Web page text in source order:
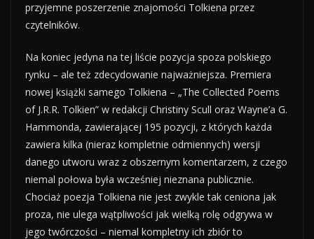
przyjemne poszerzenie znajomości Tolkiena przez
czytelników.
Na koniec jedyna na tej liście pozycja spoza polskiego
rynku – ale też zdecydowanie najważniejsza. Premiera
nowej książki samego Tolkiena – „The Collected Poems
of J.R.R. Tolkien” w redakcji Christiny Scull oraz Wayne’a G.
Hammonda, zawierającej 195 pozycji, z których każda
zawiera kilka (nieraz kompletnie odmiennych) wersji
danego utworu wraz z obszernym komentarzem, z czego
niemal połowa była wcześniej nieznana publicznie.
Chociaż poezja Tolkiena nie jest zwykle tak ceniona jak
proza, nie ulega wątpliwości jak wielką rolę odgrywa w
jego twórczości – niemal kompletny ich zbiór to